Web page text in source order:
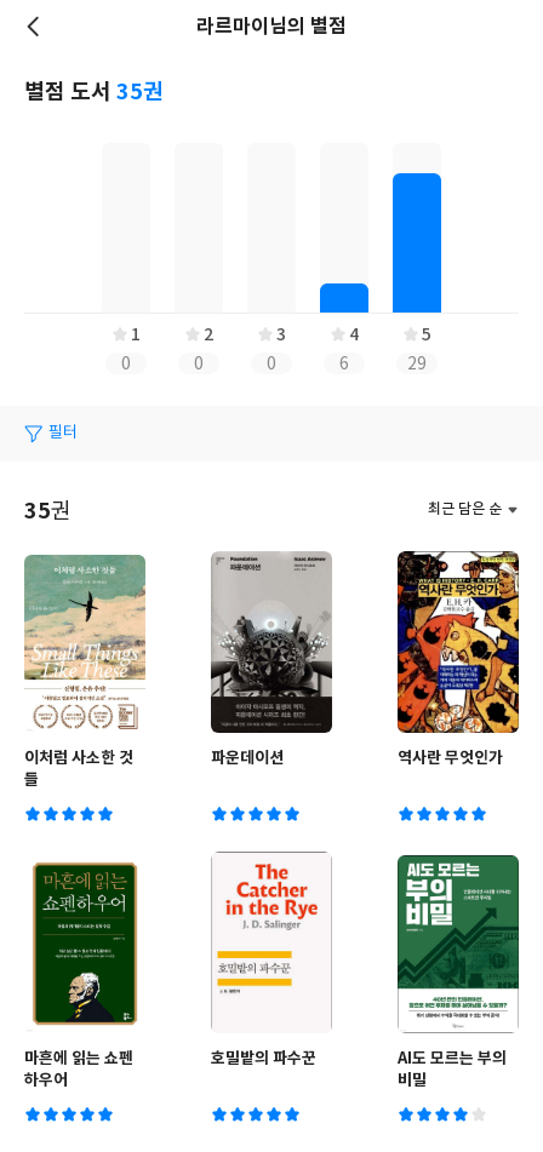
라르마이님의 별점
별점 도서 35권
1
0
2
0
3
0
4
6
5
29
필터
최근 담은 순
35권
이처럼 사소한 것
들
파운데이션 역사란 무엇인가
마흔에 읽는 쇼펜
하우어
호밀밭의 파수꾼
AI도 모르는 부의
비밀